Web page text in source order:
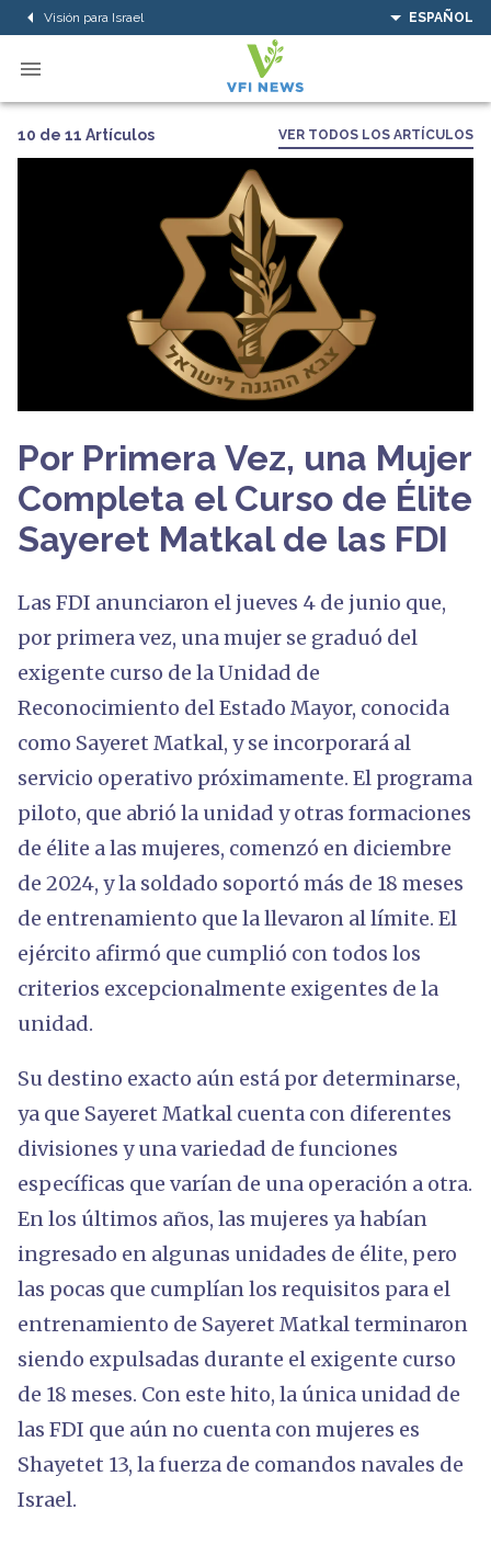
Visión para Israel ESPAÑOL
10 de 11 Artículos VER TODOS LOS ARTÍCULOS
Por Primera Vez, una Mujer
Completa el Curso de Élite
Sayeret Matkal de las FDI
Las FDI anunciaron el jueves 4 de junio que,
por primera vez, una mujer se graduó del
exigente curso de la Unidad de
Reconocimiento del Estado Mayor, conocida
como Sayeret Matkal, y se incorporará al
servicio operativo próximamente. El programa
piloto, que abrió la unidad y otras formaciones
de élite a las mujeres, comenzó en diciembre
de 2024, y la soldado soportó más de 18 meses
de entrenamiento que la llevaron al límite. El
ejército afirmó que cumplió con todos los
criterios excepcionalmente exigentes de la
unidad.
Su destino exacto aún está por determinarse,
ya que Sayeret Matkal cuenta con diferentes
divisiones y una variedad de funciones
específicas que varían de una operación a otra.
En los últimos años, las mujeres ya habían
ingresado en algunas unidades de élite, pero
las pocas que cumplían los requisitos para el
entrenamiento de Sayeret Matkal terminaron
siendo expulsadas durante el exigente curso
de 18 meses. Con este hito, la única unidad de
las FDI que aún no cuenta con mujeres es
Shayetet 13, la fuerza de comandos navales de
Israel.